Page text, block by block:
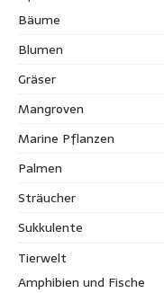
Bäume
Blumen
Gräser
Mangroven
Marine Pflanzen
Palmen
Sträucher
Sukkulente
Tierwelt
Amphibien und Fische